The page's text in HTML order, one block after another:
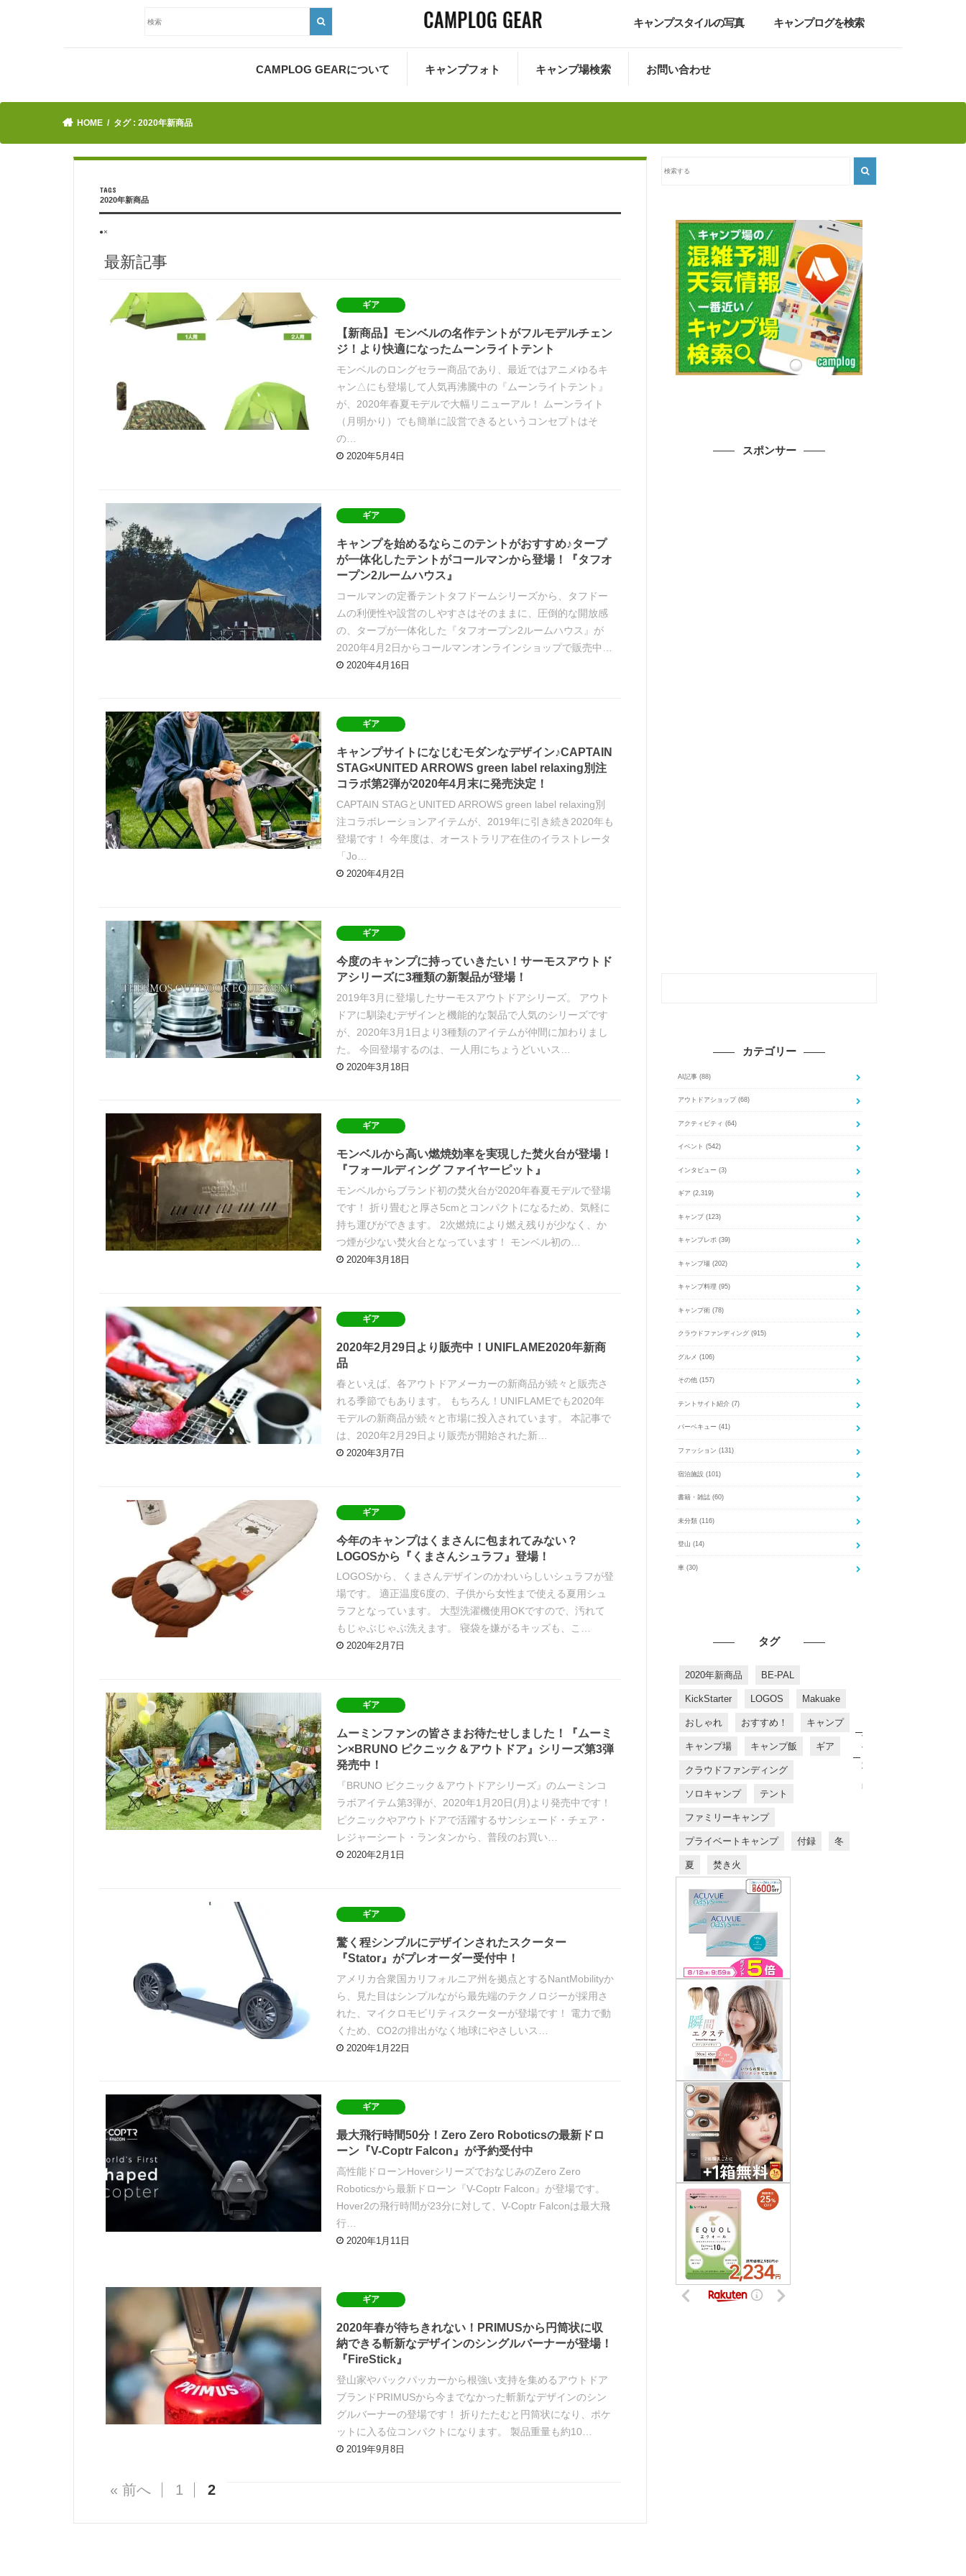
キャンプスタイルの写真 キャンプログを検索
CAMPLOG GEARについて キャンプフォト キャンプ場検索 お問い合わせ
HOME タグ : 2020年新商品
2020年新商品
●×
最新記事
ギア
【新商品】モンベルの名作テントがフルモデルチェン
ジ！より快適になったムーンライトテント
モンベルのロングセラー商品であり、最近ではアニメゆるキ
ャン△にも登場して人気再沸騰中の『ムーンライトテント』
が、2020年春夏モデルで大幅リニューアル！ ムーンライト
（月明かり）でも簡単に設営できるというコンセプトはそ
の…
2020年5月4日
ギア
キャンプを始めるならこのテントがおすすめ♪タープ
が一体化したテントがコールマンから登場！『タフオ
ープン2ルームハウス』
コールマンの定番テントタフドームシリーズから、タフドー
ムの利便性や設営のしやすさはそのままに、圧倒的な開放感
の、タープが一体化した『タフオープン2ルームハウス』が
2020年4月2日からコールマンオンラインショップで販売中…
2020年4月16日
ギア
キャンプサイトになじむモダンなデザイン♪CAPTAIN
STAG×UNITED ARROWS green label relaxing別注
コラボ第2弾が2020年4月末に発売決定！
CAPTAIN STAGとUNITED ARROWS green label relaxing別
注コラボレーションアイテムが、2019年に引き続き2020年も
登場です！ 今年度は、オーストラリア在住のイラストレータ
「Jo…
2020年4月2日
ギア
今度のキャンプに持っていきたい！サーモスアウトド
アシリーズに3種類の新製品が登場！
2019年3月に登場したサーモスアウトドアシリーズ。 アウト
ドアに馴染むデザインと機能的な製品で人気のシリーズです
が、2020年3月1日より3種類のアイテムが仲間に加わりまし
た。 今回登場するのは、一人用にちょうどいいス…
2020年3月18日
ギア
モンベルから高い燃焼効率を実現した焚火台が登場！
『フォールディング ファイヤーピット』
モンベルからブランド初の焚火台が2020年春夏モデルで登場
です！ 折り畳むと厚さ5cmとコンパクトになるため、気軽に
持ち運びができます。 2次燃焼により燃え残りが少なく、か
つ煙が少ない焚火台となっています！ モンベル初の…
2020年3月18日
ギア
2020年2月29日より販売中！UNIFLAME2020年新商
品
春といえば、各アウトドアメーカーの新商品が続々と販売さ
れる季節でもあります。 もちろん！UNIFLAMEでも2020年
モデルの新商品が続々と市場に投入されています。 本記事で
は、2020年2月29日より販売が開始された新…
2020年3月7日
ギア
今年のキャンプはくまさんに包まれてみない？
LOGOSから『くまさんシュラフ』登場！
LOGOSから、くまさんデザインのかわいらしいシュラフが登
場です。 適正温度6度の、子供から女性まで使える夏用シュ
ラフとなっています。 大型洗濯機使用OKですので、汚れて
もじゃぶじゃぶ洗えます。 寝袋を嫌がるキッズも、こ…
2020年2月7日
ギア
ムーミンファンの皆さまお待たせしました！『ムーミ
ン×BRUNO ピクニック＆アウトドア』シリーズ第3弾
発売中！
『BRUNO ピクニック＆アウトドアシリーズ』のムーミンコ
ラボアイテム第3弾が、2020年1月20日(月)より発売中です！
ピクニックやアウトドアで活躍するサンシェード・チェア・
レジャーシート・ランタンから、普段のお買い…
2020年2月1日
ギア
驚く程シンプルにデザインされたスクーター
『Stator』がプレオーダー受付中！
アメリカ合衆国カリフォルニア州を拠点とするNantMobilityか
ら、見た目はシンプルながら最先端のテクノロジーが採用さ
れた、マイクロモビリティスクーターが登場です！ 電力で動
くため、CO2の排出がなく地球にやさしいス…
2020年1月22日
ギア
最大飛行時間50分！Zero Zero Roboticsの最新ドロ
ーン『V-Coptr Falcon』が予約受付中
高性能ドローンHoverシリーズでおなじみのZero Zero
Roboticsから最新ドローン『V-Coptr Falcon』が登場です。
Hover2の飛行時間が23分に対して、V-Coptr Falconは最大飛
行…
2020年1月11日
ギア
2020年春が待ちきれない！PRIMUSから円筒状に収
納できる斬新なデザインのシングルバーナーが登場！
『FireStick』
登山家やバックパッカーから根強い支持を集めるアウトドア
ブランドPRIMUSから今までなかった斬新なデザインのシン
グルバーナーの登場です！ 折りたたむと円筒状になり、ポケ
ットに入る位コンパクトになります。 製品重量も約10…
2019年9月8日
« 前へ 1 2
スポンサー
カテゴリー
AI記事 (88)
アウトドアショップ (68)
アクティビティ (64)
イベント (542)
インタビュー (3)
ギア (2,319)
キャンプ (123)
キャンプレポ (39)
キャンプ場 (202)
キャンプ料理 (95)
キャンプ術 (78)
クラウドファンディング (915)
グルメ (106)
その他 (157)
テントサイト紹介 (7)
バーベキュー (41)
ファッション (131)
宿泊施設 (101)
書籍・雑誌 (60)
未分類 (116)
登山 (14)
車 (30)
タグ
2020年新商品 BE-PAL
KickStarter LOGOS Makuake
おしゃれ おすすめ！ キャンプ
キャンプ場 キャンプ飯 ギア
クラウドファンディング
ソロキャンプ テント
ファミリーキャンプ
プライベートキャンプ 付録 冬
夏 焚き火
す
す
め
商
品